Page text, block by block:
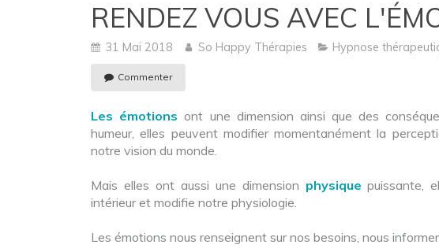
RENDEZ VOUS AVEC
31 Mai 2018 So Happy Thérapies Hypnose
Commenter
Les émotionsont une dimension ainsi que des
humeur, elles peuvent modifier momentanément la
notre vision du monde.
Mais elles ont aussi une dimension physique puissante,
intérieur et modifie notre physiologie.
Les émotions nous renseignent sur nos besoins, nous